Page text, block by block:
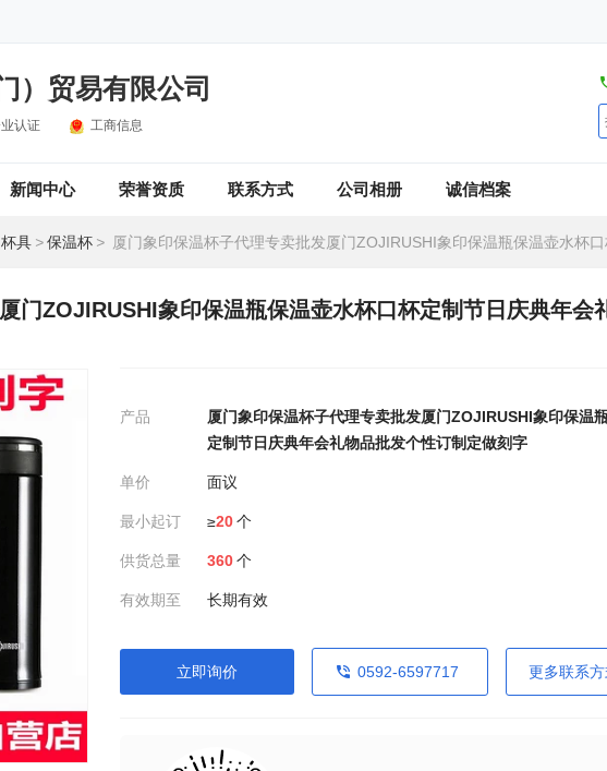
）贸易有限公司
认证 工商信息
新闻中心 荣誉资质 联系方式 公司相册 诚信档案
杯具 >保温杯 > 厦门象印保温杯子代理专卖批发厦门ZOJIRUSHI象印保温瓶保温壶水杯口杯定制节日庆典年会礼物品批发个性订制定做
门ZOJIRUSHI象印保温瓶保温壶水杯口杯定制节日庆典年会
产品
厦门象印保温杯子代理专卖批发厦门ZOJIRUSHI象印保温
定制节日庆典年会礼物品批发个性订制定做刻字
单价 面议
最小起订 ≥20个
供货总量 360个
有效期至 长期有效
立即询价 0592-6597717 更多联系